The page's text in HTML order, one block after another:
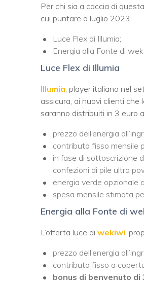
Per chi sia a caccia di
cui puntare a luglio 2023:
Luce Flex di Illumia;
Energia alla Fonte di
Luce Flex di Illumia
Illumia , player italiano nel
assicura, ai nuovi clienti che
saranno distribuiti in 3 euro
prezzo dell’energia
contributo fisso mensile
in fase di sottoscrizione
confezioni di pile ultra
energia verde opzionale
spesa mensile stimata
Energia alla Fonte di
L’offerta luce di wekiwi ,
prezzo dell’energia
contributo fisso a
bonus di benvenuto di